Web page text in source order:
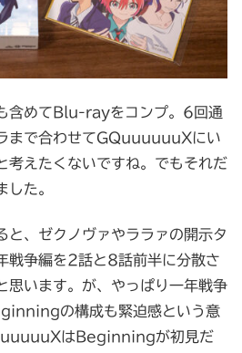
含めてBlu-rayをコンプ。6回通
まで合わせてGQuuuuuuXにい
考えたくないですね。でもそれだ
した。
と、ゼクノヴァやララァの開示タ
戦争編を2話と8話前半に分散さ
思います。が、やっぱり一年戦争
の構成も緊迫感という意
はBeginningが初見だ